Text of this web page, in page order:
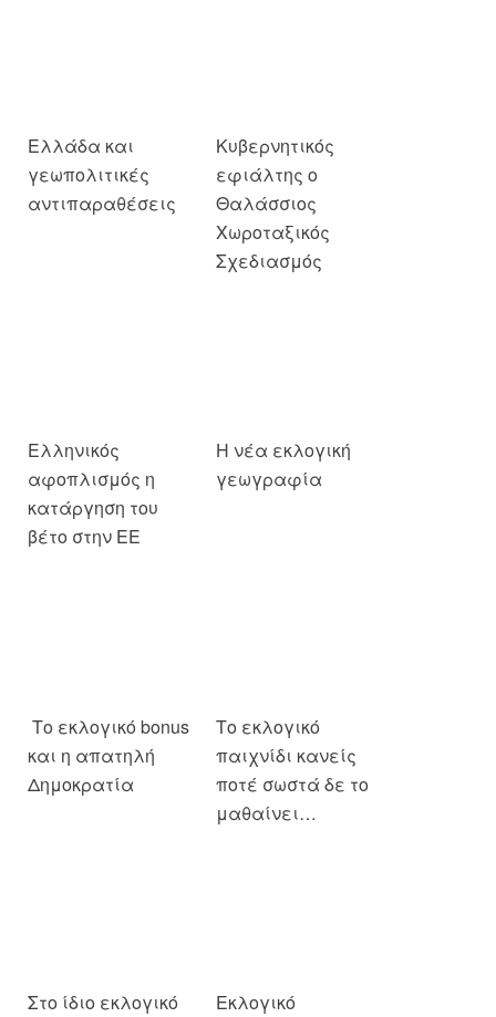
Κυβερνητικός
εφιάλτης ο
Θαλάσσιος
Χωροταξικός
Σχεδιασμός
Ελληνικός
αφοπλισμός η
κατάργηση του
βέτο στην ΕΕ
Η νέα εκλογική
γεωγραφία
Το εκλογικό bonus
και η απατηλή
Δημοκρατία
Το εκλογικό
παιχνίδι κανείς
ποτέ σωστά δε το
μαθαίνει…
Στο ίδιο εκλογικό
Εκλογικό